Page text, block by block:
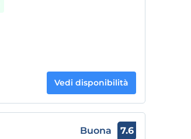
Vedi disponibilità
Buona 7.6